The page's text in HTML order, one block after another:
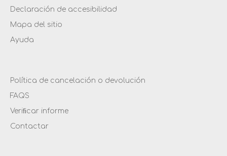
Declaración de accesibilidad
Mapa del sitio
Ayuda
Política de cancelación o devolución
FAQS
Veriﬁcar informe
Contactar